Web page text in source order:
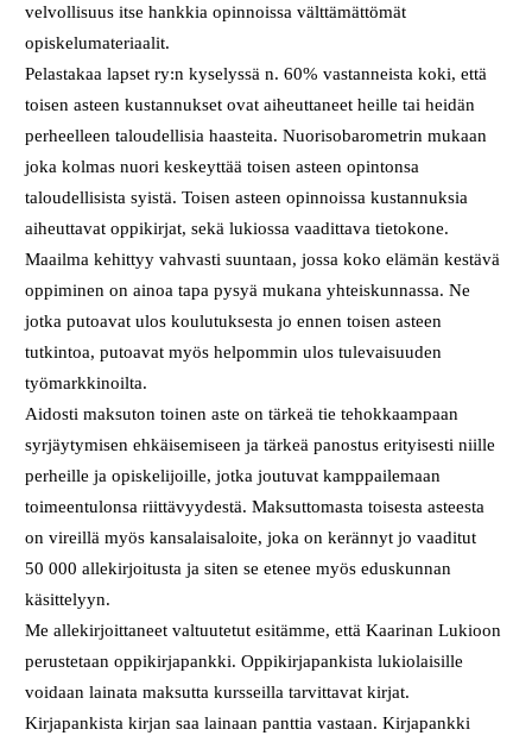
velvollisuus itse hankkia opinnoissa välttämättömät
opiskelumateriaalit.
Pelastakaa lapset ry:n kyselyssä n. 60% vastanneista koki, että
toisen asteen kustannukset ovat aiheuttaneet heille tai heidän
perheelleen taloudellisia haasteita. Nuorisobarometrin mukaan
joka kolmas nuori keskeyttää toisen asteen opintonsa
taloudellisista syistä. Toisen asteen opinnoissa kustannuksia
aiheuttavat oppikirjat, sekä lukiossa vaadittava tietokone.
Maailma kehittyy vahvasti suuntaan, jossa koko elämän kestävä
oppiminen on ainoa tapa pysyä mukana yhteiskunnassa. Ne
jotka putoavat ulos koulutuksesta jo ennen toisen asteen
tutkintoa, putoavat myös helpommin ulos tulevaisuuden
työmarkkinoilta.
Aidosti maksuton toinen aste on tärkeä tie tehokkaampaan
syrjäytymisen ehkäisemiseen ja tärkeä panostus erityisesti niille
perheille ja opiskelijoille, jotka joutuvat kamppailemaan
toimeentulonsa riittävyydestä. Maksuttomasta toisesta asteesta
on vireillä myös kansalaisaloite, joka on kerännyt jo vaaditut
50 000 allekirjoitusta ja siten se etenee myös eduskunnan
käsittelyyn.
Me allekirjoittaneet valtuutetut esitämme, että Kaarinan Lukioon
perustetaan oppikirjapankki. Oppikirjapankista lukiolaisille
voidaan lainata maksutta kursseilla tarvittavat kirjat.
Kirjapankista kirjan saa lainaan panttia vastaan. Kirjapankki